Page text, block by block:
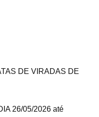
DE VIRADAS DE
26/05/2026 até